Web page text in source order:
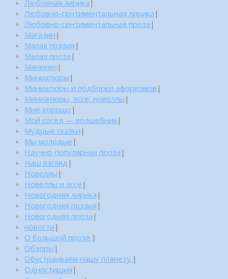
Любовная лирика
Любовно-сентиментальная лирика |
Любовно-сентиментальная проза |
Магазин |
Малая поэзия |
Малая проза |
Манекен |
Миниатюры |
Миниатюры и подборки афоризмов |
Миниатюры, эссе, новеллы |
Мне хорошо |
Мой сосед — волшебник|
Мудрые сказки |
Мы молодые |
Научно-популярная проза |
Наш взгляд |
Новеллы |
Новеллы и эссе |
Новогодняя лирика |
Новогодняя поэзия |
Новогодняя проза |
новости |
О большой прозе. |
Обзоры |
Обустраиваем нашу планету. |
Одностишия |